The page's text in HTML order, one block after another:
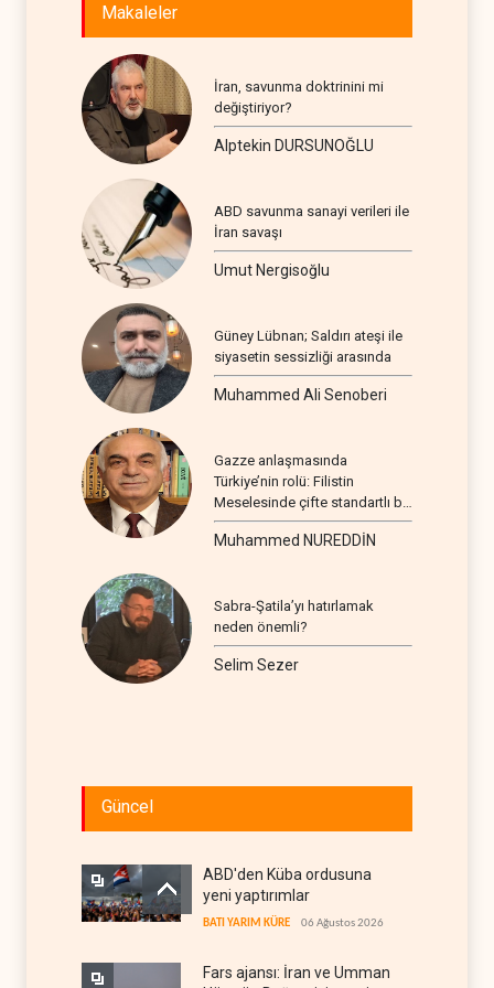
Makaleler
İran, savunma doktrinini mi
değiştiriyor?
Alptekin DURSUNOĞLU
ABD savunma sanayi verileri ile
İran savaşı
Umut Nergisoğlu
Güney Lübnan; Saldırı ateşi ile
siyasetin sessizliği arasında
Muhammed Ali Senoberi
Gazze anlaşmasında
Türkiye’nin rolü: Filistin
Meselesinde çifte standartlı bir
seyir
Muhammed NUREDDİN
Sabra-Şatila’yı hatırlamak
neden önemli?
Selim Sezer
Güncel
ABD'den Küba ordusuna
yeni yaptırımlar
BATI YARIM KÜRE 06 Ağustos 2026
Fars ajansı: İran ve Umman